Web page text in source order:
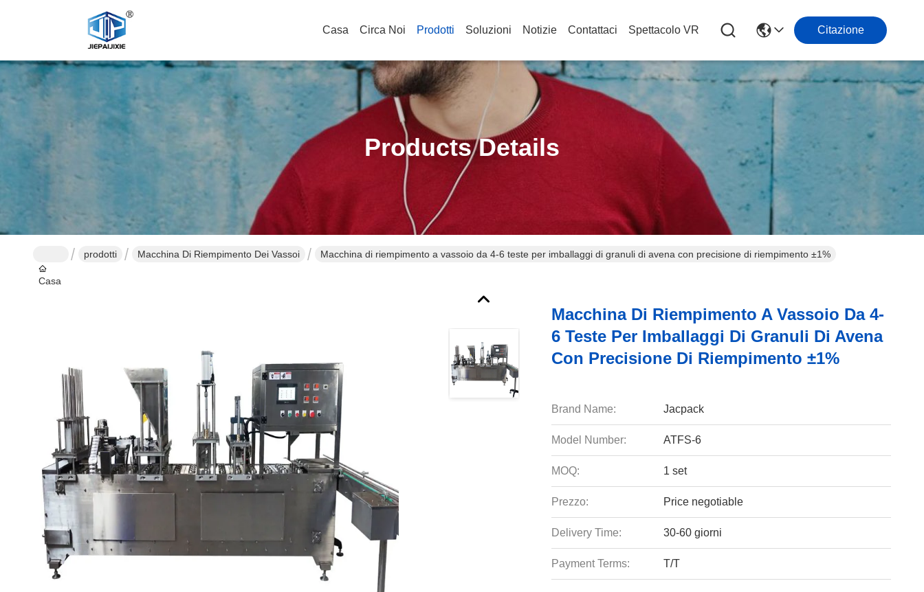
Casa Circa Noi Prodotti Soluzioni Notizie Contattaci Spettacolo VR Citazione
Products Details
Casa
prodotti Macchina Di Riempimento Dei Vassoi Macchina di riempimento a vassoio da 4-6 teste per imballaggi di granuli di avena con precisione di riempimento ±1%
Macchina Di Riempimento A Vassoio Da 4-
6 Teste Per Imballaggi Di Granuli Di Avena
Con Precisione Di Riempimento ±1%
Brand Name: Jacpack
Model Number: ATFS-6
MOQ: 1 set
Prezzo: Price negotiable
Delivery Time: 30-60 giorni
Payment Terms: T/T